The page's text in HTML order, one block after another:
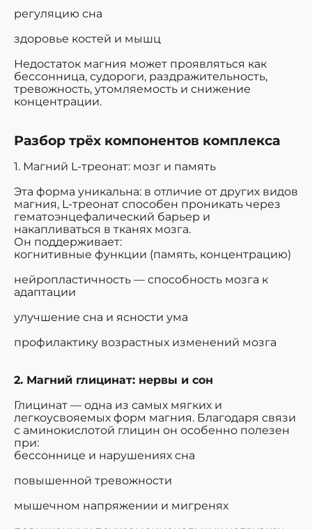
регуляцию сна
здоровье костей и мышц
Недостаток магния может проявляться как
бессонница, судороги, раздражительность,
тревожность, утомляемость и снижение
концентрации.
Разбор трёх компонентов комплекса
1. Магний L-треонат: мозг и память
Эта форма уникальна: в отличие от других видов
магния, L-треонат способен проникать через
гематоэнцефалический барьер и
накапливаться в тканях мозга.
Он поддерживает:
когнитивные функции (память, концентрацию)
нейропластичность — способность мозга к
адаптации
улучшение сна и ясности ума
профилактику возрастных изменений мозга
2. Магний глицинат: нервы и сон
Глицинат — одна из самых мягких и
легкоусвояемых форм магния. Благодаря связи
с аминокислотой глицин он особенно полезен
при:
бессоннице и нарушениях сна
повышенной тревожности
мышечном напряжении и мигренях